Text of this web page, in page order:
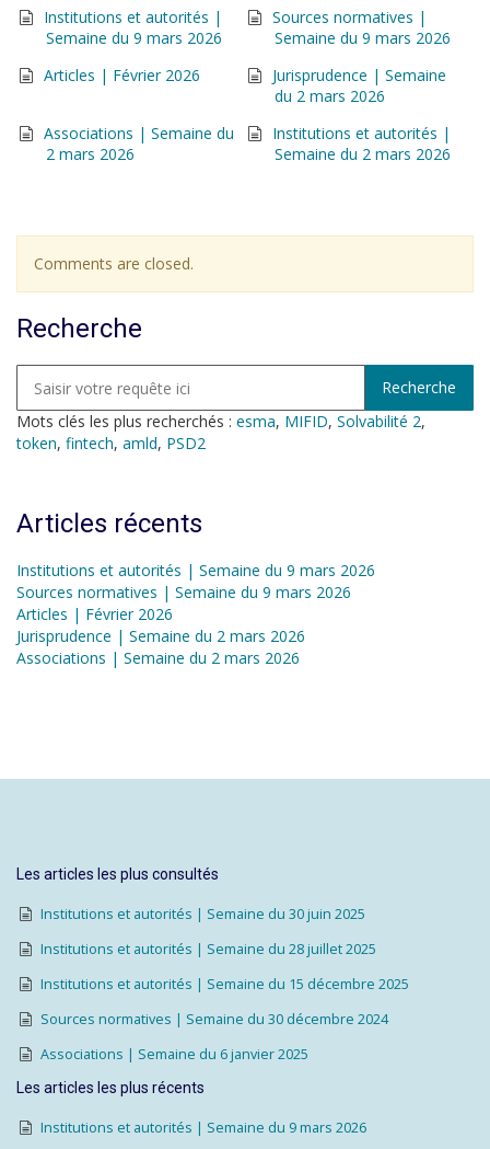
Institutions et autorités |
Semaine du 9 mars 2026
Sources normatives |
Semaine du 9 mars 2026
Articles | Février 2026
Jurisprudence | Semaine
du 2 mars 2026
Associations | Semaine du
2 mars 2026
Institutions et autorités |
Semaine du 2 mars 2026
Comments are closed.
Recherche
Mots clés les plus recherchés : esma, MIFID, Solvabilité 2,
token, fintech, amld, PSD2
Articles récents
Institutions et autorités | Semaine du 9 mars 2026
Sources normatives | Semaine du 9 mars 2026
Articles | Février 2026
Jurisprudence | Semaine du 2 mars 2026
Associations | Semaine du 2 mars 2026
Les articles les plus consultés
Institutions et autorités | Semaine du 30 juin 2025
Institutions et autorités | Semaine du 28 juillet 2025
Institutions et autorités | Semaine du 15 décembre 2025
Sources normatives | Semaine du 30 décembre 2024
Associations | Semaine du 6 janvier 2025
Les articles les plus récents
Institutions et autorités | Semaine du 9 mars 2026